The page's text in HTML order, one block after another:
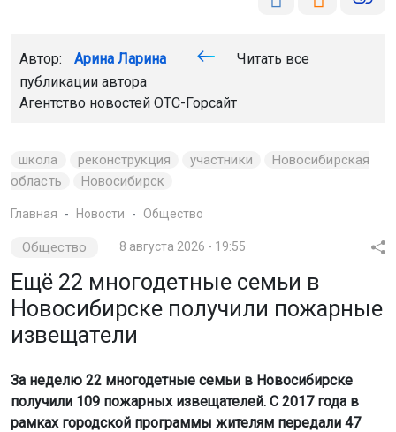
Автор: Арина Ларина
Читать все
публикации автора
Агентство новостей ОТС-Горсайт
школа реконструкция участники
Новосибирская
область
Новосибирск
Главная Новости Общество
Общество 8 августа 2026 - 19:55
Ещё 22 многодетные семьи в
Новосибирске получили пожарные
извещатели
За неделю 22 многодетные семьи в Новосибирске
получили 109 пожарных извещателей. С 2017 года в
рамках городской программы жителям передали 47